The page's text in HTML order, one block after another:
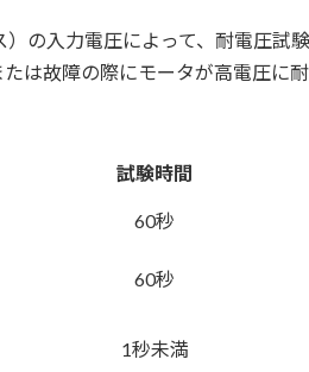
）の入力電圧によって、耐電圧試験
は故障の際にモータが高電圧に耐
試験時間
60秒
60秒
1秒未満